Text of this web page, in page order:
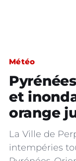
Météo
et
orange
La Ville de
intempéries